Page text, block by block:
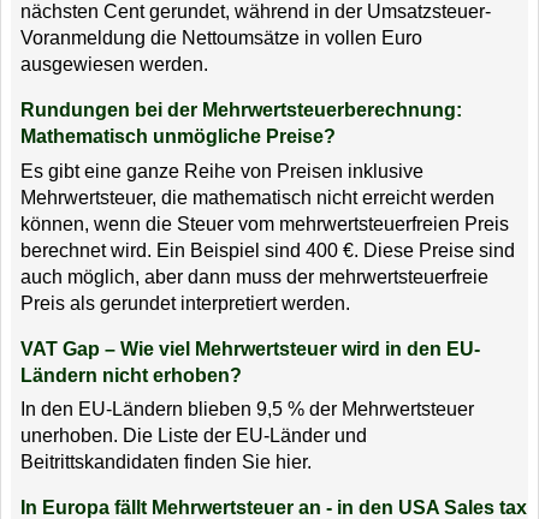
nächsten Cent gerundet, während in der Umsatzsteuer-
Voranmeldung die Nettoumsätze in vollen Euro
ausgewiesen werden.
Rundungen bei der Mehrwertsteuerberechnung:
Mathematisch unmögliche Preise?
Es gibt eine ganze Reihe von Preisen inklusive
Mehrwertsteuer, die mathematisch nicht erreicht werden
können, wenn die Steuer vom mehrwertsteuerfreien Preis
berechnet wird. Ein Beispiel sind 400 €. Diese Preise sind
auch möglich, aber dann muss der mehrwertsteuerfreie
Preis als gerundet interpretiert werden.
VAT Gap – Wie viel Mehrwertsteuer wird in den EU-
Ländern nicht erhoben?
In den EU-Ländern blieben 9,5 % der Mehrwertsteuer
unerhoben. Die Liste der EU-Länder und
Beitrittskandidaten finden Sie hier.
In Europa fällt Mehrwertsteuer an - in den USA Sales tax